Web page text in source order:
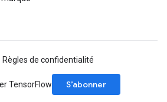
Règles de confidentialité
TensorFlow
S’abonner